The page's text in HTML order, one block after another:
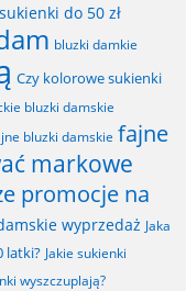
do 50 zł
bluzki damkie
Czy kolorowe sukienki
bluzki damskie
bluzki damskie fajne
markowe
promocje na
wyprzedaż Jaka
latki? Jakie sukienki
wyszczuplają?